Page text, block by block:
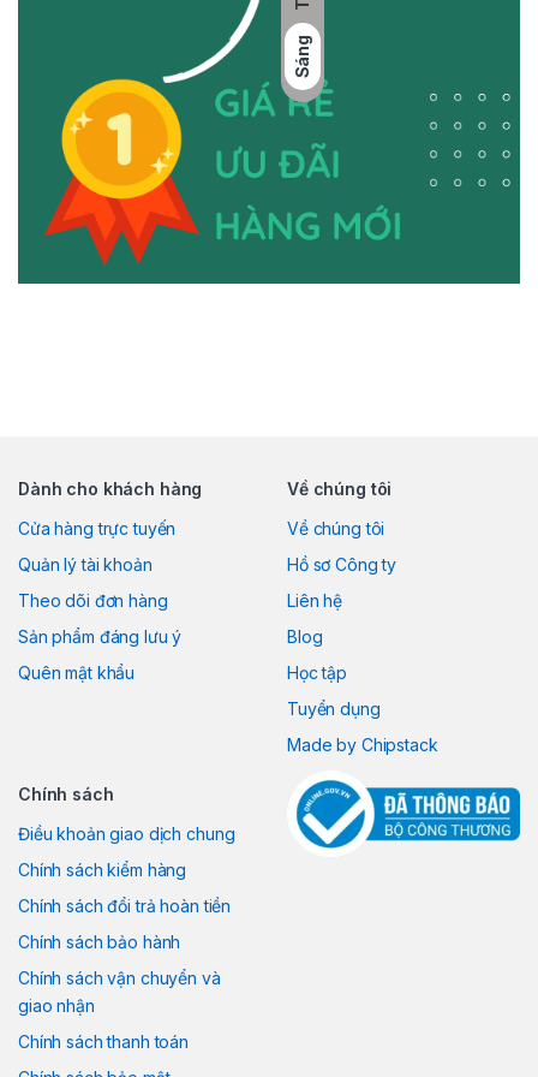
Sáng
Dành cho khách hàng
Cửa hàng trực tuyến
Quản lý tài khoản
Theo dõi đơn hàng
Sản phẩm đáng lưu ý
Quên mật khẩu
Về chúng tôi
Về chúng tôi
Hồ sơ Công ty
Liên hệ
Blog
Học tập
Tuyển dụng
Made by Chipstack
Chính sách
Điều khoản giao dịch chung
Chính sách kiểm hàng
Chính sách đổi trả hoàn tiền
Chính sách bảo hành
Chính sách vận chuyển và
giao nhận
Chính sách thanh toán